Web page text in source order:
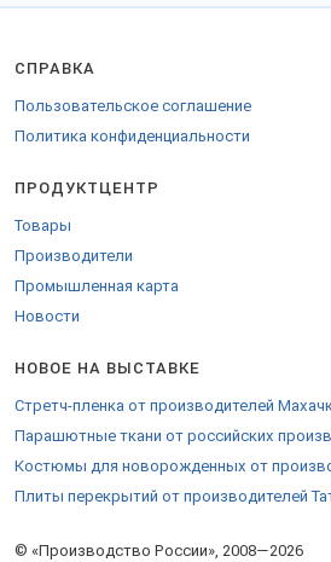
в городах: Москва, Санкт-Петербург,
Доставка удобной транспортной
бумаги.
© «Производство России», 2008—2026
СПРАВКА
Пользовательское соглашение
Политика конфиденциальности
ПРОДУКТЦЕНТР
Товары
Производители
Промышленная карта
Новости
НОВОЕ НА ВЫСТАВКЕ
Стретч-пленка от производителей
Парашютные ткани от российских
Костюмы для новорожденных от
Плиты перекрытий от производителей